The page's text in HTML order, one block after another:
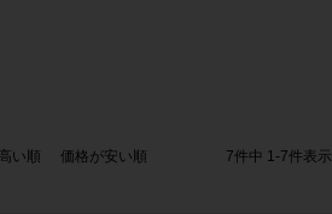
い順 価格が安い順 7件中 1-7件表示